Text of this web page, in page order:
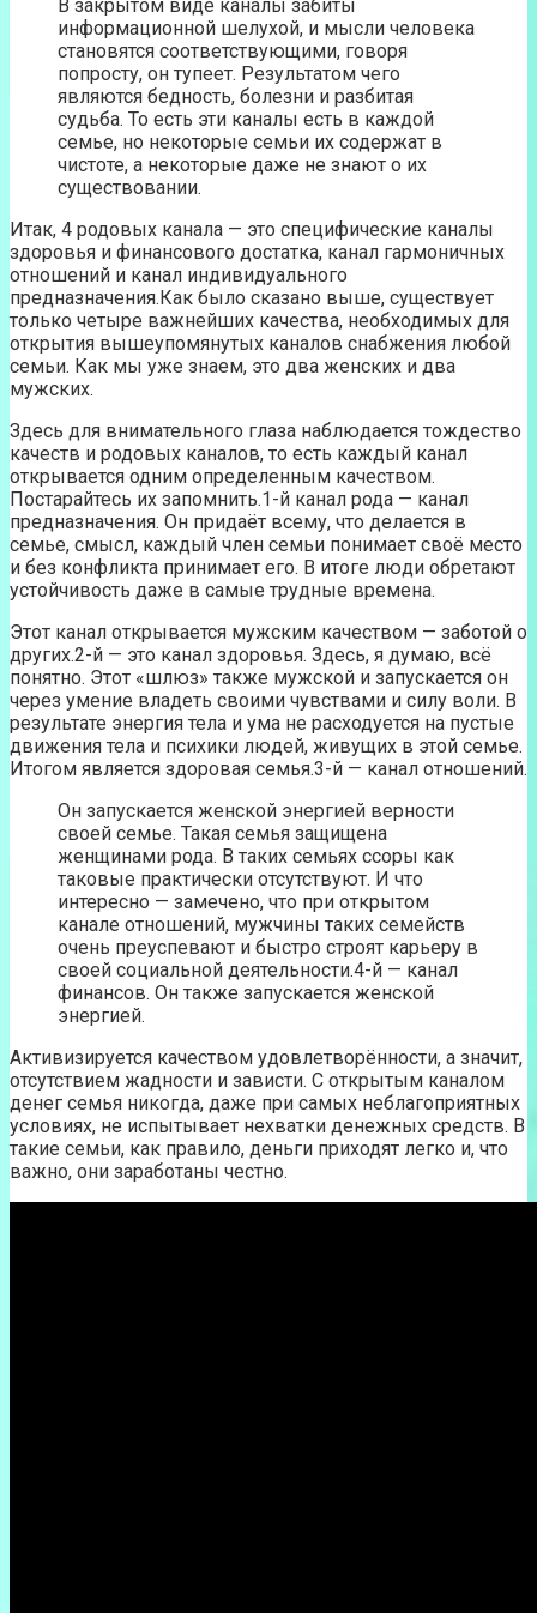
В закрытом виде каналы забиты
информационной шелухой, и мысли человека
становятся соответствующими, говоря
попросту, он тупеет. Результатом чего
являются бедность, болезни и разбитая
судьба. То есть эти каналы есть в каждой
семье, но некоторые семьи их содержат в
чистоте, а некоторые даже не знают о их
существовании.
Итак, 4 родовых канала — это специфические каналы
здоровья и финансового достатка, канал гармоничных
отношений и канал индивидуального
предназначения.Как было сказано выше, существует
только четыре важнейших качества, необходимых для
открытия вышеупомянутых каналов снабжения любой
семьи. Как мы уже знаем, это два женских и два
мужских.
Здесь для внимательного глаза наблюдается тождество
качеств и родовых каналов, то есть каждый канал
открывается одним определенным качеством.
Постарайтесь их запомнить.1-й канал рода — канал
предназначения. Он придаёт всему, что делается в
семье, смысл, каждый член семьи понимает своё место
и без конфликта принимает его. В итоге люди обретают
устойчивость даже в самые трудные времена.
Этот канал открывается мужским качеством — заботой о
других.2-й — это канал здоровья. Здесь, я думаю, всё
понятно. Этот «шлюз» также мужской и запускается он
через умение владеть своими чувствами и силу воли. В
результате энергия тела и ума не расходуется на пустые
движения тела и психики людей, живущих в этой семье.
Итогом является здоровая семья.3-й — канал отношений.
Он запускается женской энергией верности
своей семье. Такая семья защищена
женщинами рода. В таких семьях ссоры как
таковые практически отсутствуют. И что
интересно — замечено, что при открытом
канале отношений, мужчины таких семейств
очень преуспевают и быстро строят карьеру в
своей социальной деятельности.4-й — канал
финансов. Он также запускается женской
энергией.
Активизируется качеством удовлетворённости, а значит,
отсутствием жадности и зависти. С открытым каналом
денег семья никогда, даже при самых неблагоприятных
условиях, не испытывает нехватки денежных средств. В
такие семьи, как правило, деньги приходят легко и, что
важно, они заработаны честно.